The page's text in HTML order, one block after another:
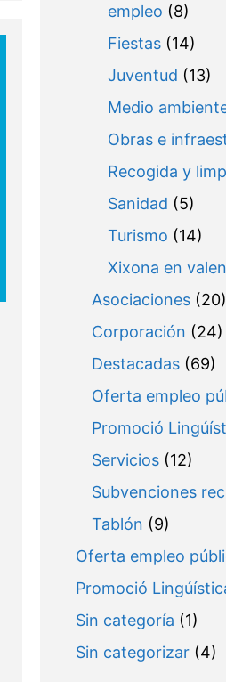
empleo (8)
Fiestas(14)
Juventud (13)
Medio
Obras e
Recogida y
Sanidad (5)
Turismo (14)
Xixona en
Asociaciones(20)
Corporación (24)
Destacadas(69)
Oferta empleo
Promoció
Servicios(12)
Subvenciones
Tablón (9)
Oferta empleo
Promoció
Sin categoría (1)
Sin categorizar(4)